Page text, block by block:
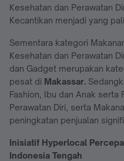
Kesehatan dan Perawatan
Kecantikan menjadi yang
Sementara kategori
Kesehatan dan Perawatan
dan Gadget merupakan
pesat di Makassar.
Fashion, Ibu dan Anak serta
Perawatan Diri, serta
peningkatan penjualan
Inisiatif Hyperlocal
Indonesia Tengah